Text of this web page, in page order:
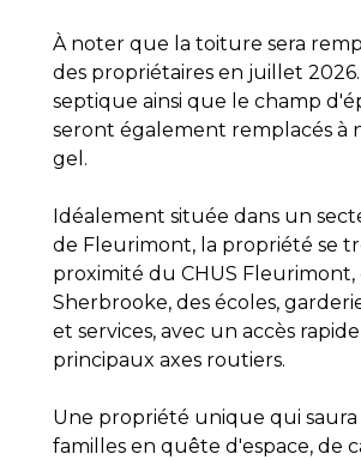
À noter que la toiture sera
des propriétaires en juillet 2026.
septique ainsi que le champ
seront également remplacés à
gel.
Idéalement située dans un
de Fleurimont, la propriété se
proximité du CHUS Fleurimont,
Sherbrooke, des écoles,
et services, avec un accès
principaux axes routiers.
Une propriété unique qui saura
familles en quête d'espace, de